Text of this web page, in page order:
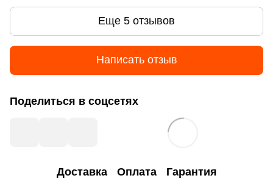
Еще 5 отзывов
Написать отзыв
Поделиться в соцсетях
Доставка Оплата Гарантия